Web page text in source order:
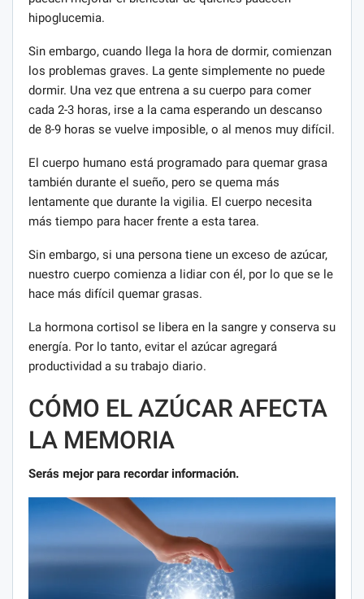
hipoglucemia.
Sin embargo, cuando llega la hora de dormir, comienzan
los problemas graves. La gente simplemente no puede
dormir. Una vez que entrena a su cuerpo para comer
cada 2-3 horas, irse a la cama esperando un descanso
de 8-9 horas se vuelve imposible, o al menos muy difícil.
El cuerpo humano está programado para quemar grasa
también durante el sueño, pero se quema más
lentamente que durante la vigilia. El cuerpo necesita
más tiempo para hacer frente a esta tarea.
Sin embargo, si una persona tiene un exceso de azúcar,
nuestro cuerpo comienza a lidiar con él, por lo que se le
hace más difícil quemar grasas.
La hormona cortisol se libera en la sangre y conserva su
energía. Por lo tanto, evitar el azúcar agregará
productividad a su trabajo diario.
CÓMO EL AZÚCAR AFECTA
LA MEMORIA
Serás mejor para recordar información.